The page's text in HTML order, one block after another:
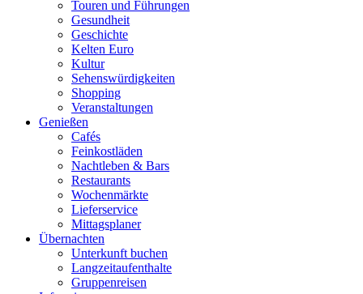
Touren und Führungen
Gesundheit
Geschichte
Kelten Euro
Kultur
Sehenswürdigkeiten
Shopping
Veranstaltungen
Genießen
Cafés
Feinkostläden
Nachtleben & Bars
Restaurants
Wochenmärkte
Lieferservice
Mittagsplaner
Übernachten
Unterkunft buchen
Langzeitaufenthalte
Gruppenreisen